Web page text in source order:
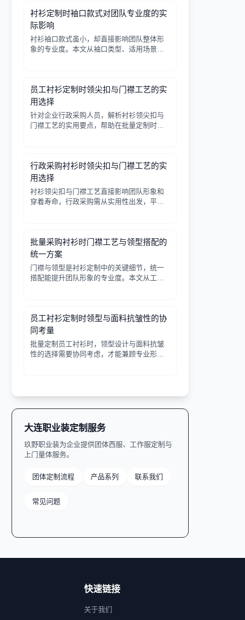
衬衫定制时袖口款式对团队专业度的实
际影响
衬衫袖口款式虽小，却直接影响团队整体形
象的专业度。本文从袖口类型、适用场景、
员工衬衫定制时领尖扣与门襟工艺的实
用选择
针对企业行政采购人员，解析衬衫领尖扣与
门襟工艺的实用要点，帮助在批量定制时做
行政采购衬衫时领尖扣与门襟工艺的实
用选择
衬衫领尖扣与门襟工艺直接影响团队形象和
穿着寿命，行政采购需从实用性出发，平衡
批量采购衬衫时门襟工艺与领型搭配的
统一方案
门襟与领型是衬衫定制中的关键细节，统一
搭配能提升团队形象的专业度。本文从工艺
员工衬衫定制时领型与面料抗皱性的协
同考量
批量定制员工衬衫时，领型设计与面料抗皱
性的选择需要协同考虑，才能兼顾专业形象
大连职业装定制服务
玖野职业装为企业提供团体西服、工作服定制与
上门量体服务。
团体定制流程 产品系列 联系我们
常见问题
快速链接
关于我们